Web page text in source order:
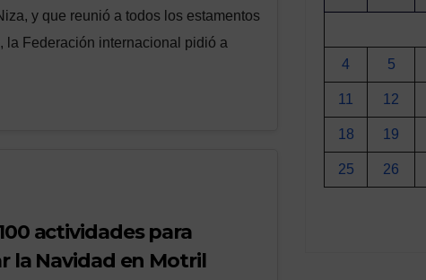
y que reunió a todos los estamentos
la Federación internacional pidió a
actividades para
la Navidad en Motril
4 5
11 12
18 19
25 26